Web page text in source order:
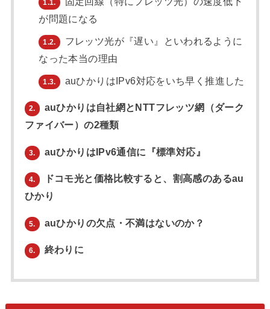
1.1.
が問題になる
1.2.
フレッツ光が『遅い』といわれるように
なった本当の理由
1.3. auひかりはIPv6対応をいち早く推進した
2.
auひかりは自社網とNTTフレッツ網（ダーク
ファイバー）の2種類
3. auひかりはIPv6通信に『標準対応』
4.
ドコモ光と価格比較すると、割高感のあるau
ひかり
5. auひかりの欠点・不満はないのか？
6. 終わりに